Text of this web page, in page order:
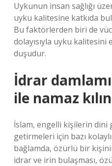
Uykunun insan sağlığı
uyku kalitesine katkıda
Bu faktörlerden biri de
dolayısıyla uyku kalitesini
duşudur.
İdrar
ile namaz
İslam, engelli kişilerin dini
getirmeleri için bazı
bağlamda, özürlü bir
idrar ve irin bulaşması,